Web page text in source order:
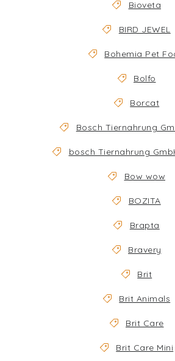
Bioveta
BIRD JEWEL
Bohemia Pet
Bolfo
Borcat
Bosch Tiernahrung
bosch Tiernahrung
Bow wow
BOZITA
Brapta
Bravery
Brit
Brit Animals
Brit Care
Brit Care Mini